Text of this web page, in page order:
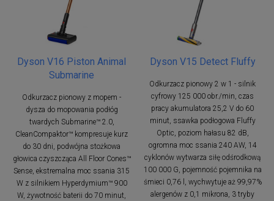
Dyson V16 Piston Animal
Submarine
Odkurzacz pionowy z mopem -
dysza do mopowania podłóg
twardych Submarine™ 2.0,
CleanCompaktor™ kompresuje kurz
do 30 dni, podwójna stożkowa
głowica czyszcząca All Floor Cones™
Sense, ekstremalna moc ssania 315
W z silnikiem Hyperdymium™ 900
W, żywotność baterii do 70 minut,
Dyson V15 Detect Fluffy
Odkurzacz pionowy 2 w 1 - silnik
cyfrowy 125 000 obr./min, czas
pracy akumulatora 25,2 V do 60
minut, ssawka podłogowa Fluffy
Optic, poziom hałasu 82 dB,
ogromna moc ssania 240 AW, 14
cyklonów wytwarza siłę odśrodkową
100 000 G, pojemność pojemnika na
śmieci 0,76 l, wychwytuje aż 99,97%
alergenów z 0,1 mikrona, 3 tryby